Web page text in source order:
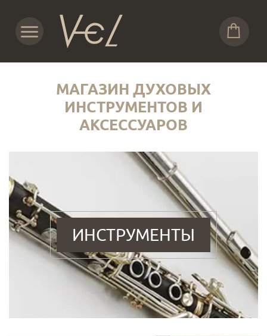
МАГАЗИН ДУХОВЫХ
ИНСТРУМЕНТОВ И
АКСЕССУАРОВ
ИНСТРУМЕНТЫ